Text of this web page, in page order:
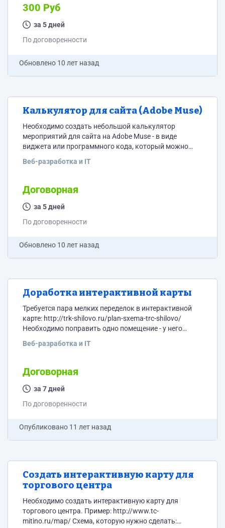
Wordpress). Вот что примерно должно получиться:
http://decorwind.ru/blizhe-k-londonu-britanskij-flag-v-
interere-union-jack-80-foto/ ВНИМАНИЕ: Есть
большей ценой можно...
300 Руб
за 5 дней
По договоренности
Обновлено 10 лет назад
Калькулятор для сайта (Adobe Muse)
Необходимо создать небольшой калькулятор
мероприятий для сайта на Adobe Muse - в виде
виджета или программного кода, который можно
калькуляторе всего три поля + сама форма заявки.
кнопки + изменяющееся число у названия каждой
колонки. Возможно - реализовать в виде
дополнительного виджета для Muse или как-то иначе,
Веб-разработка и IT
Договорная
за 5 дней
По договоренности
Обновлено 10 лет назад
Доработка интерактивной карты
Требуется пара мелких переделок в интерактивной
карте: http://trk-shilovo.ru/plan-sxema-trc-shilovo/
Необходимо поправить одно помещение - у него
два, так как появились новые места внутри них.
чтобы вносить эти изменения самостоятельно. Жду
предложений по оплате.
Веб-разработка и IT
Договорная
за 7 дней
По договоренности
Опубликовано 11 лет назад
Создать интерактивную карту для
торгового центра
Необходимо создать интерактивную карту для
торгового центра. Пример: http://www.tc-
mitino.ru/map/ Схема, которую нужно сделать: